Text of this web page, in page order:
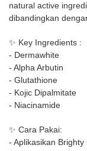
natural active
dibandingkan
✨ Key Ingredients :
- Dermawhite
- Alpha Arbutin
- Glutathione
- Kojic Dipalmitate
- Niacinamide
✨ Cara Pakai:
- Aplikasikan